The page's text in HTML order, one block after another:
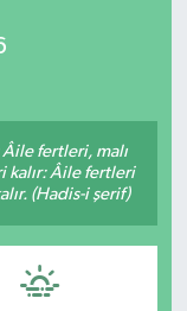
fertleri, malı
kalır: Âile fertleri
(Hadis-i şerif)